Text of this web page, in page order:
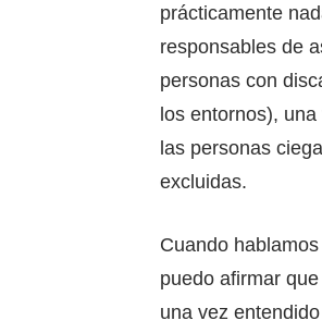
prácticamente
responsables de
personas con
los entornos),
las personas
excluidas.
Cuando
puedo afirmar
una vez